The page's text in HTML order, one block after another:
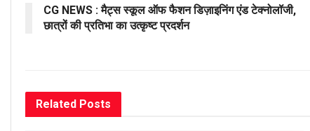
CG NEWS : मैट्स स्कूल ऑफ फैशन डिज़ाइनिंग एंड टेक्नोलॉजी,
छात्रों की प्रतिभा का उत्कृष्ट प्रदर्शन
Related Posts